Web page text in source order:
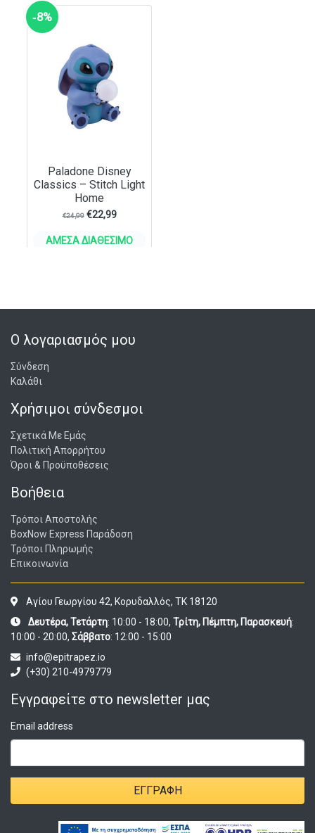
‑8%
Paladone Disney
Classics – Stitch Light
Home
€24,99 €22,99
ΆΜΕΣΑ ΔΙΑΘΈΣΙΜΟ
Ο λογαριασμός μου
Σύνδεση
Καλάθι
Χρήσιμοι σύνδεσμοι
Σχετικά Με Εμάς
Πολιτική Απορρήτου
Όροι & Προϋποθέσεις
Βοήθεια
Τρόποι Αποστολής
BoxNow Express Παράδοση
Τρόποι Πληρωμής
Επικοινωνία
Αγίου Γεωργίου 42, Κορυδαλλός, ΤΚ 18120
Δευτέρα, Τετάρτη: 10:00 - 18:00, Τρίτη, Πέμπτη, Παρασκευή:
10:00 - 20:00, Σάββατο: 12:00 - 15:00
info@epitrapez.io
(+30) 210-4979779
Εγγραφείτε στο newsletter μας
Email address
ΕΓΓΡΑΦΉ